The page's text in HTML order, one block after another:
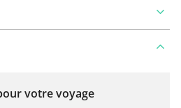
votre voyage